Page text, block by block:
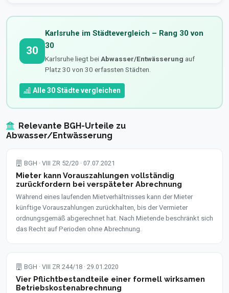
30
Karlsruhe im Städtevergleich – Rang 30 von
30
Karlsruhe liegt bei Abwasser/Entwässerung auf
Platz 30 von 30 erfassten Städten.
Alle 30 Städte vergleichen
Relevante BGH-Urteile zu
Abwasser/Entwässerung
BGH · VIII ZR 52/20 · 07.07.2021
Mieter kann Vorauszahlungen vollständig
zurückfordern bei verspäteter Abrechnung
Während eines laufenden Mietverhältnisses kann der Mieter
künftige Vorauszahlungen zurückhalten, bis der Vermieter
ordnungsgemäß abgerechnet hat. Nach Mietende beschränkt sich
das Recht auf Perioden ohne Abrechnung.
BGH · VIII ZR 244/18 · 29.01.2020
Vier Pflichtbestandteile einer formell wirksamen
Betriebskostenabrechnung